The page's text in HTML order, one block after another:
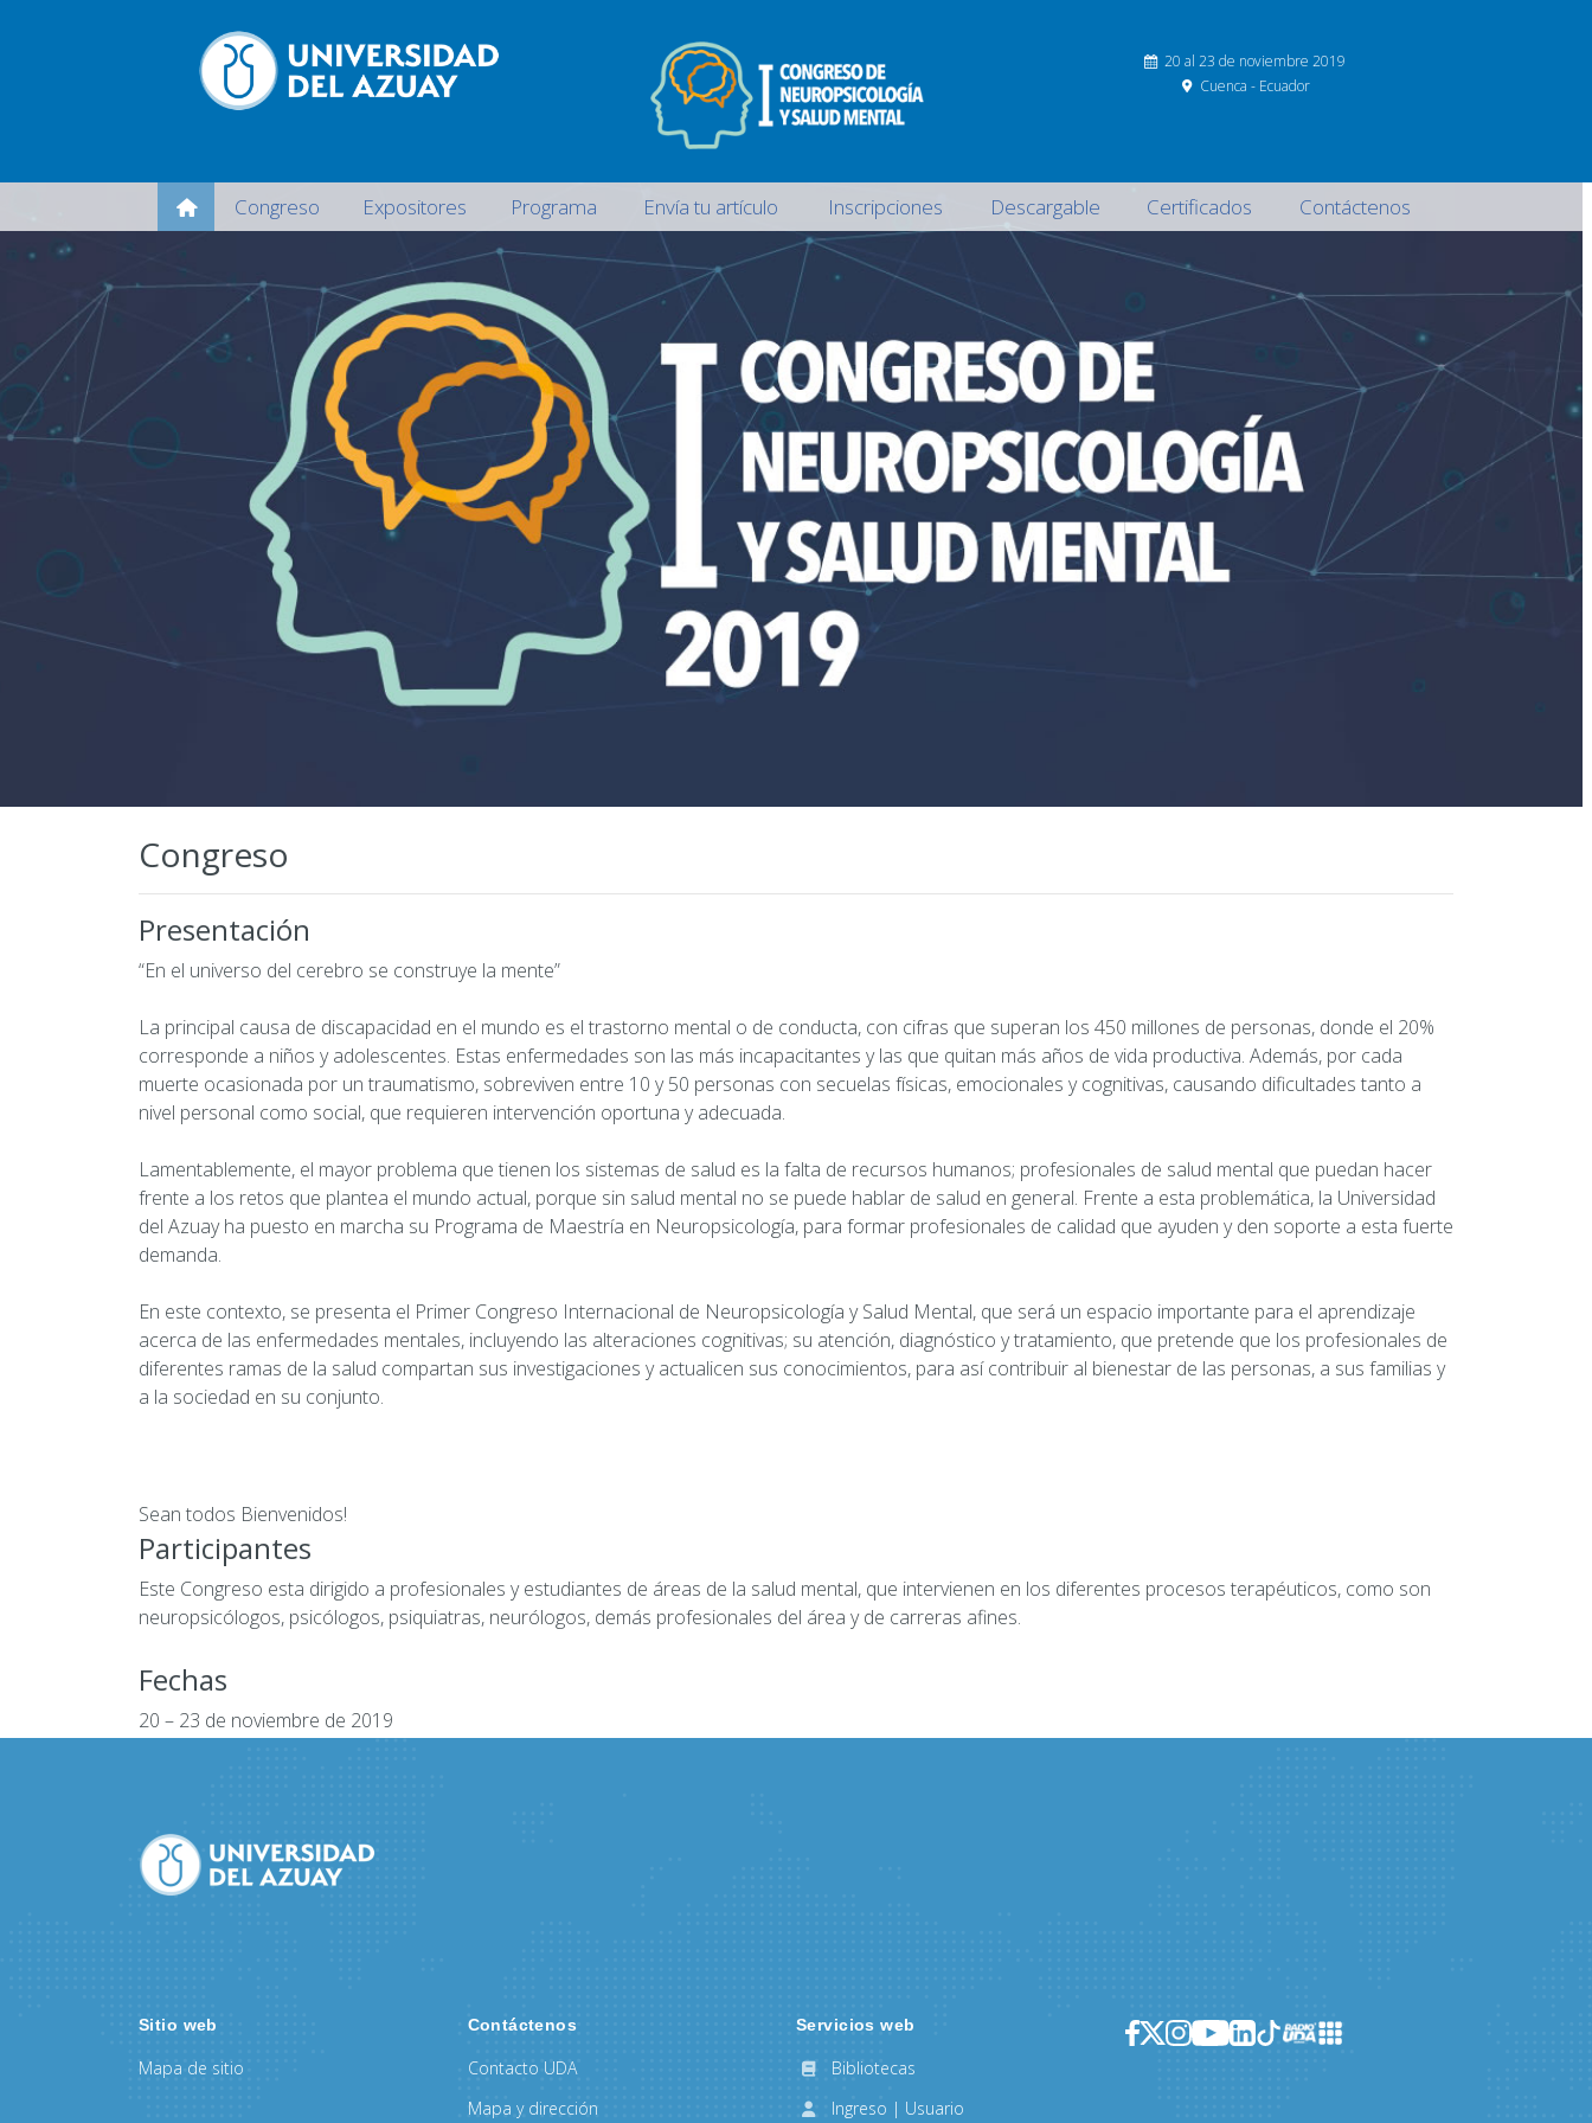
20 al 23 de noviembre 2019
Cuenca - Ecuador
Navegación
Congreso Expositores Programa Envía tu artículo Inscripciones Descargable Certificados Contáctenos
Congreso
Presentación
“En el universo del cerebro se construye la mente”
La principal causa de discapacidad en el mundo es el trastorno mental o de conducta, con cifras que superan los 450 millones de personas, donde el 20%
corresponde a niños y adolescentes. Estas enfermedades son las más incapacitantes y las que quitan más años de vida productiva. Además, por cada
muerte ocasionada por un traumatismo, sobreviven entre 10 y 50 personas con secuelas físicas, emocionales y cognitivas, causando dificultades tanto a
nivel personal como social, que requieren intervención oportuna y adecuada.
Lamentablemente, el mayor problema que tienen los sistemas de salud es la falta de recursos humanos; profesionales de salud mental que puedan hacer
frente a los retos que plantea el mundo actual, porque sin salud mental no se puede hablar de salud en general. Frente a esta problemática, la Universidad
del Azuay ha puesto en marcha su Programa de Maestría en Neuropsicología, para formar profesionales de calidad que ayuden y den soporte a esta fuerte
demanda.
En este contexto, se presenta el Primer Congreso Internacional de Neuropsicología y Salud Mental, que será un espacio importante para el aprendizaje
acerca de las enfermedades mentales, incluyendo las alteraciones cognitivas; su atención, diagnóstico y tratamiento, que pretende que los profesionales de
diferentes ramas de la salud compartan sus investigaciones y actualicen sus conocimientos, para así contribuir al bienestar de las personas, a sus familias y
a la sociedad en su conjunto.
Sean todos Bienvenidos!
Participantes
Este Congreso esta dirigido a profesionales y estudiantes de áreas de la salud mental, que intervienen en los diferentes procesos terapéuticos, como son
neuropsicólogos, psicólogos, psiquiatras, neurólogos, demás profesionales del área y de carreras afines.
Fechas
20 – 23 de noviembre de 2019
Sitio web
Mapa de sitio
Contáctenos
Contacto UDA
Mapa y dirección
Servicios web
Bibliotecas
Ingreso | Usuario